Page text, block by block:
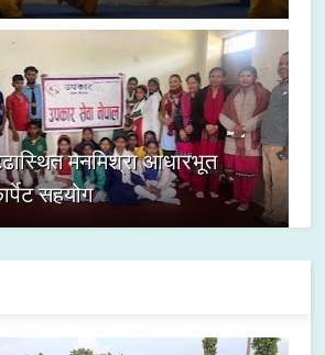
मनमिश्रा आधारभूत
सहयोग